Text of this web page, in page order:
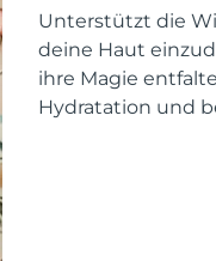
Unterstützt die
deine Haut
ihre Magie
Hydratation und